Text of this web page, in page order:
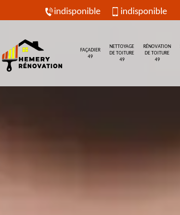
indisponible indisponible
FAÇADIER
49
NETTOYAGE
DE TOITURE
49
RÉNOVATION
DE TOITURE
49